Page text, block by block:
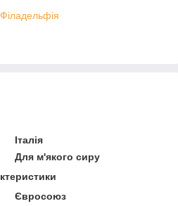
Італія
Для м'якого сиру
Євросоюз